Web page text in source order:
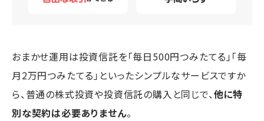
おまかせ運用は投資信託を「毎日500円つみたてる」「毎
月2万円つみたてる」といったシンプルなサービスですか
ら、普通の株式投資や投資信託の購入と同じで、他に特
別な契約は必要ありません。